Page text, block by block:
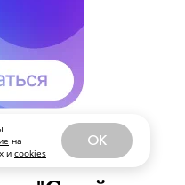
на
и cookies
OK